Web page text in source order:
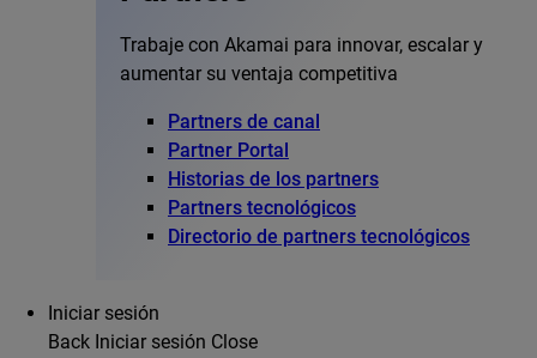
Trabaje con Akamai para innovar, escalar y
aumentar su ventaja competitiva
Partners de canal
Partner Portal
Historias de los partners
Partners tecnológicos
Directorio de partners tecnológicos
Iniciar sesión
Back Iniciar sesión Close